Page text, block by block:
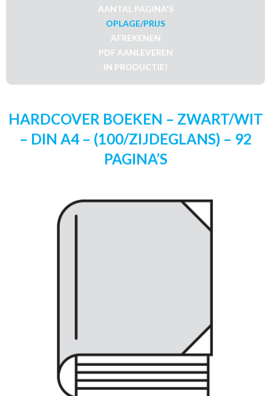
AANTAL PAGINA'S
OPLAGE/PRIJS
AFREKENEN
PDF AANLEVEREN
IN PRODUCTIE!
HARDCOVER BOEKEN – ZWART/WIT
– DIN A4 – (100/ZIJDEGLANS) – 92
PAGINA’S